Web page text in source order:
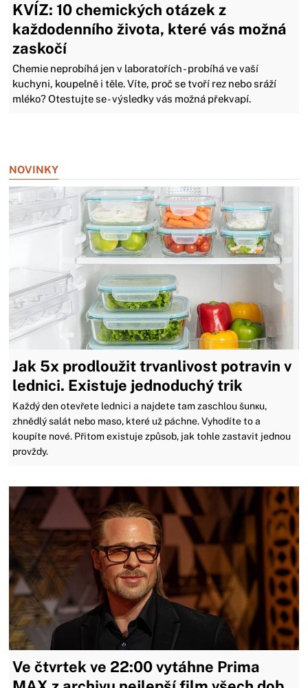
KVÍZ: 10 chemických otázek z
každodenního života, které vás možná
zaskočí
Chemie neprobíhá jen v laboratořích - probíhá ve vaší
kuchyni, koupelně i těle. Víte, proč se tvoří rez nebo sráží
mléko? Otestujte se - výsledky vás možná překvapí.
NOVINKY
Jak 5x prodloužit trvanlivost potravin v
lednici. Existuje jednoduchý trik
Každý den otevřete lednici a najdete tam zaschlou šunкu,
zhnědlý salát nebo maso, které už páchne. Vyhodíte to a
koupíte nové. Přitom existuje způsob, jak tohle zastavit jednou
provždy.
Ve čtvrtek ve 22:00 vytáhne Prima